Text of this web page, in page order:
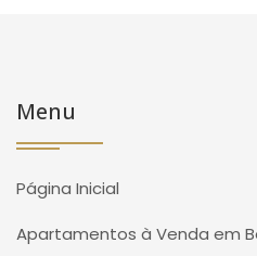
Menu
Página Inicial
Apartamentos à Venda em